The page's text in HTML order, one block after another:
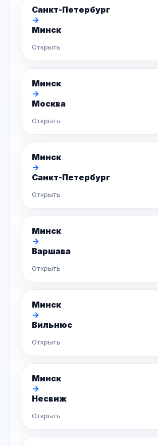
Санкт-Петербург
→
Минск
Открыть
Минск
→
Москва
Открыть
Минск
→
Санкт-Петербург
Открыть
Минск
→
Варшава
Открыть
Минск
→
Вильнюс
Открыть
Минск
→
Несвиж
Открыть